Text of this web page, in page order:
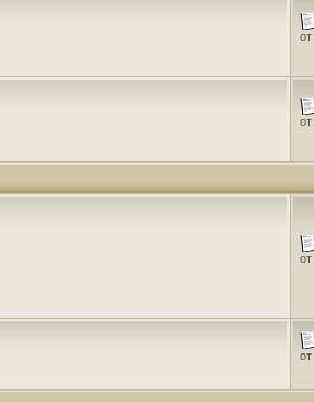
от
от
от
от